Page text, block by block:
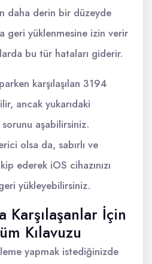
daha derin bir düzeyde
geri yüklenmesine izin verir
bu tür hataları giderir.
karşılaşılan 3194
ancak yukarıdaki
aşabilirsiniz.
olsa da, sabırlı ve
ederek iOS cihazınızı
yükleyebilirsiniz.
Karşılaşanlar İçin
Kılavuzu
yapmak istediğinizde